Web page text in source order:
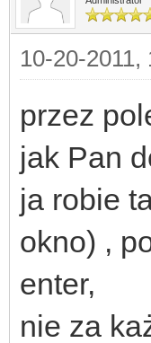
10-20-2011,
przez
jak Pan
ja robie
okno) ,
enter,
nie za